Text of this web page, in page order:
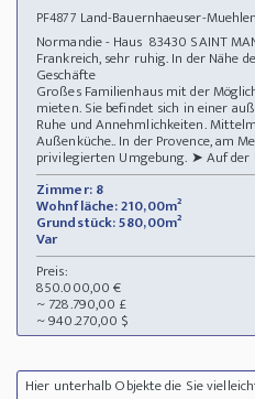
PF4877 Land-Bauernhaeuser-
Normandie - Haus 83430 SAINT
Frankreich, sehr ruhig. In der Nähe
Geschäfte
Großes Familienhaus mit der
mieten. Sie befindet sich in einer
Ruhe und Annehmlichkeiten.
Außenküche.. In der Provence, am
privilegierten Umgebung. ➤ Auf der
Zimmer: 8
Wohnfläche: 210,00m²
Grundstück: 580,00m²
Var
Preis:
850.000,00 €
~ 728.790,00 £
~ 940.270,00 $
Hier unterhalb Objekte die Sie